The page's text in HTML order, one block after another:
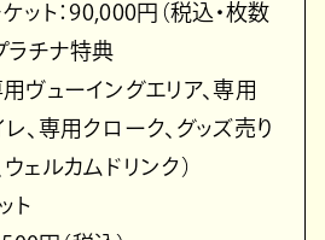
ット：90,000円（税込・枚数
ラチナ特典
用ヴューイングエリア、専用
、専用クローク、グッズ売り
ェルカムドリンク）
ト